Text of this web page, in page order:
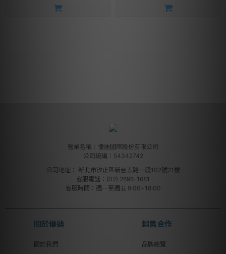
營業名稱：優迪國際股份有限公司
公司統編：54342742
公司地址： 新北市汐止區新台五路一段102號21樓
客服電話：(02) 2696-1681
客服時間：週一至週五 9:00~18:00
關於優迪
關於我們
銷售合作
品牌總覽